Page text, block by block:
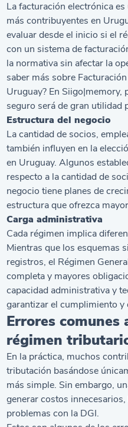
La facturación electrónica
más contribuyentes en
evaluar desde el inicio si el
con un sistema de
la normativa sin afectar la
saber más sobre
Uruguay? En Siigo|memory,
seguro será de gran utilidad
Estructura del negocio
La cantidad de socios,
también influyen en la
en Uruguay. Algunos
respecto a la cantidad de
negocio tiene planes de
estructura que ofrezca
Carga administrativa
Cada régimen implica
Mientras que los esquemas
registros, el Régimen
completa y mayores
capacidad administrativa y
garantizar el cumplimiento y
Errores comunes
régimen
En la práctica, muchos
tributación basándose
más simple. Sin embargo,
generar costos
problemas con la DGI.